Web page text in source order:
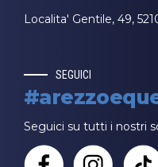
Localita' Gentile, 49,
SEGUICI
Seguici su tutti i nostri